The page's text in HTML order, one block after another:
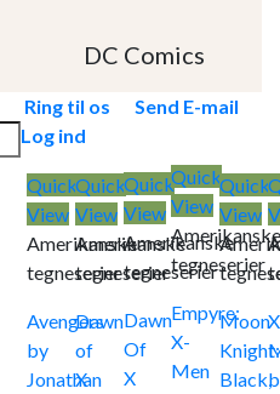
DC Comics
Ring til os
Send E-mail
Log ind
Quick
View
Amerikanske
tegneserier
Avengers
by
Jonathan
Quick
View
Amerikanske
tegneserier
Dawn
of
X
Quick
View
Amerikanske
tegneserier
Dawn
Of
X
Quick
View
tegneserier
Empyre:
X-
Men
Quick
View
Moon
Knight:
Black,